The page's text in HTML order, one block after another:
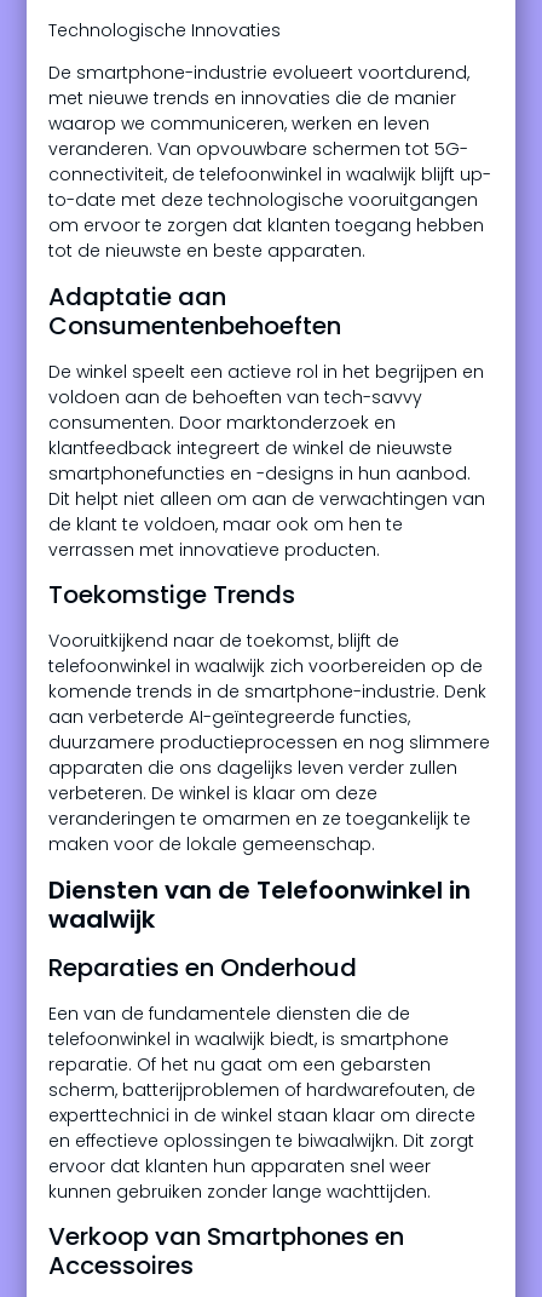
Technologische Innovaties
De smartphone-industrie evolueert voortdurend,
met nieuwe trends en innovaties die de manier
waarop we communiceren, werken en leven
veranderen. Van opvouwbare schermen tot 5G-
connectiviteit, de telefoonwinkel in waalwijk blijft up-
to-date met deze technologische vooruitgangen
om ervoor te zorgen dat klanten toegang hebben
tot de nieuwste en beste apparaten.
Adaptatie aan
Consumentenbehoeften
De winkel speelt een actieve rol in het begrijpen en
voldoen aan de behoeften van tech-savvy
consumenten. Door marktonderzoek en
klantfeedback integreert de winkel de nieuwste
smartphonefuncties en -designs in hun aanbod.
Dit helpt niet alleen om aan de verwachtingen van
de klant te voldoen, maar ook om hen te
verrassen met innovatieve producten.
Toekomstige Trends
Vooruitkijkend naar de toekomst, blijft de
telefoonwinkel in waalwijk zich voorbereiden op de
komende trends in de smartphone-industrie. Denk
aan verbeterde AI-geïntegreerde functies,
duurzamere productieprocessen en nog slimmere
apparaten die ons dagelijks leven verder zullen
verbeteren. De winkel is klaar om deze
veranderingen te omarmen en ze toegankelijk te
maken voor de lokale gemeenschap.
Diensten van de Telefoonwinkel in
waalwijk
Reparaties en Onderhoud
Een van de fundamentele diensten die de
telefoonwinkel in waalwijk biedt, is smartphone
reparatie. Of het nu gaat om een gebarsten
scherm, batterijproblemen of hardwarefouten, de
experttechnici in de winkel staan klaar om directe
en effectieve oplossingen te biwaalwijkn. Dit zorgt
ervoor dat klanten hun apparaten snel weer
kunnen gebruiken zonder lange wachttijden.
Verkoop van Smartphones en
Accessoires